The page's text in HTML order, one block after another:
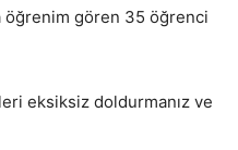
öğrenim gören 35 öğrenci
eksiksiz doldurmanız ve